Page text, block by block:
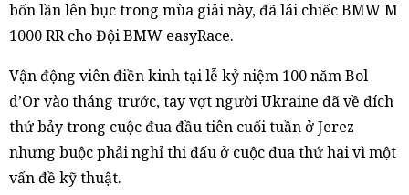
bốn lần lên bục trong mùa giải này, đã lái chiếc BMW M
1000 RR cho Đội BMW easyRace.
Vận động viên điền kinh tại lễ kỷ niệm 100 năm Bol
d’Or vào tháng trước, tay vợt người Ukraine đã về đích
thứ bảy trong cuộc đua đầu tiên cuối tuần ở Jerez
nhưng buộc phải nghỉ thi đấu ở cuộc đua thứ hai vì một
vấn đề kỹ thuật.